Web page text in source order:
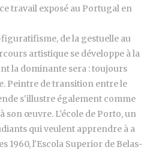
travail exposé au Portugal en
de la gestuelle au
artistique se développe à la
la dominante sera : toujours
Peintre de transition entre le
s'illustre également comme
son œuvre. L'école de Porto, un
qui veulent apprendre à a
1960, l'Escola Superior de Belas-